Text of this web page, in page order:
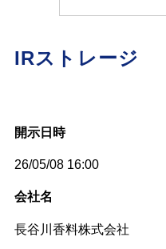
IRストレージ
開示日時
26/05/08 16:00
会社名
長谷川香料株式会社